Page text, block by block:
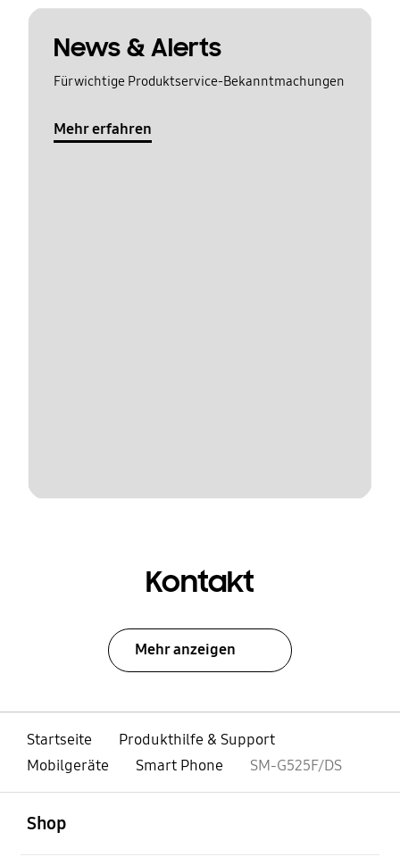
News & Alerts
Für wichtige Produktservice-Bekanntmachungen
Mehr erfahren
Kontakt
Mehr anzeigen
Startseite
Produkthilfe & Support
Mobilgeräte
Smart Phone SM-G525F/DS
Shop